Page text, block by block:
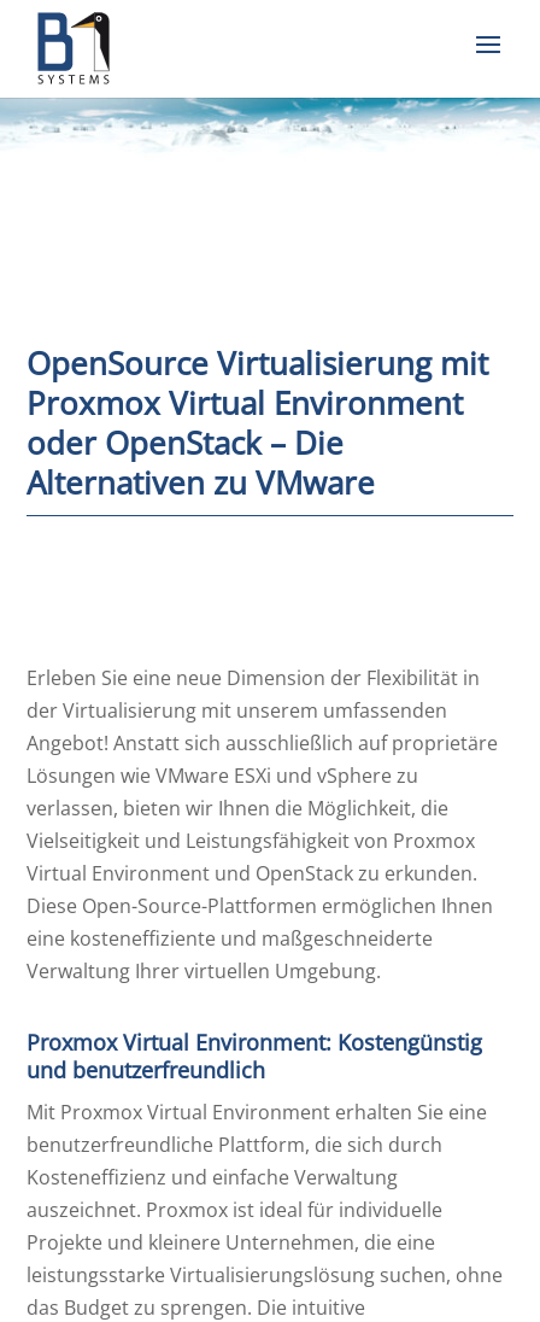
OpenSource Virtualisierung mit
Proxmox Virtual Environment
oder OpenStack – Die
Alternativen zu VMware
Erleben Sie eine neue Dimension der Flexibilität in
der Virtualisierung mit unserem umfassenden
Angebot! Anstatt sich ausschließlich auf proprietäre
Lösungen wie VMware ESXi und vSphere zu
verlassen, bieten wir Ihnen die Möglichkeit, die
Vielseitigkeit und Leistungsfähigkeit von Proxmox
Virtual Environment und OpenStack zu erkunden.
Diese Open-Source-Plattformen ermöglichen Ihnen
eine kosteneffiziente und maßgeschneiderte
Verwaltung Ihrer virtuellen Umgebung.
Proxmox Virtual Environment: Kostengünstig
und benutzerfreundlich
Mit Proxmox Virtual Environment erhalten Sie eine
benutzerfreundliche Plattform, die sich durch
Kosteneffizienz und einfache Verwaltung
auszeichnet. Proxmox ist ideal für individuelle
Projekte und kleinere Unternehmen, die eine
leistungsstarke Virtualisierungslösung suchen, ohne
das Budget zu sprengen. Die intuitive